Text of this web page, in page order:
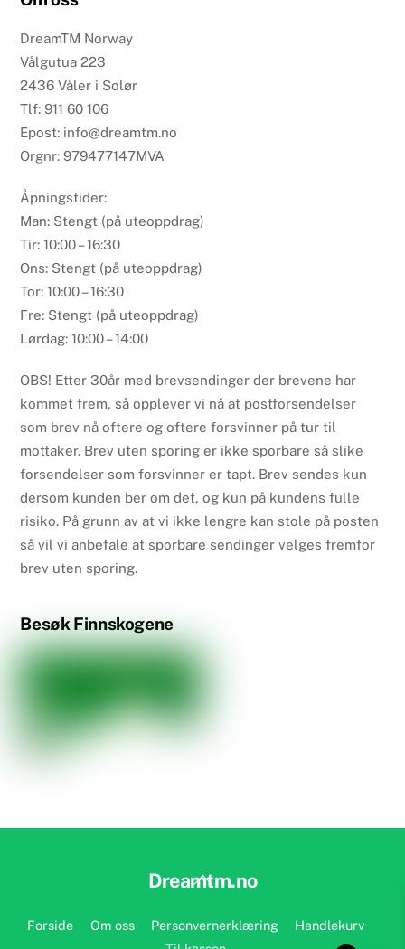
DreamTM Norway
Vålgutua 223
2436 Våler i Solør
Tlf: 911 60 106
Epost: info@dreamtm.no
Orgnr: 979477147MVA
Åpningstider:
Man: Stengt (på uteoppdrag)
Tir: 10:00 – 16:30
Ons: Stengt (på uteoppdrag)
Tor: 10:00 – 16:30
Fre: Stengt (på uteoppdrag)
Lørdag: 10:00 – 14:00
OBS! Etter 30år med brevsendinger der brevene har
kommet frem, så opplever vi nå at postforsendelser
som brev nå oftere og oftere forsvinner på tur til
mottaker. Brev uten sporing er ikke sporbare så slike
forsendelser som forsvinner er tapt. Brev sendes kun
dersom kunden ber om det, og kun på kundens fulle
risiko. På grunn av at vi ikke lengre kan stole på posten
så vil vi anbefale at sporbare sendinger velges fremfor
brev uten sporing.
Besøk Finnskogene
Back
Top
Dreamtm.no
Forside Om oss Personvernerklæring
Handlekurv